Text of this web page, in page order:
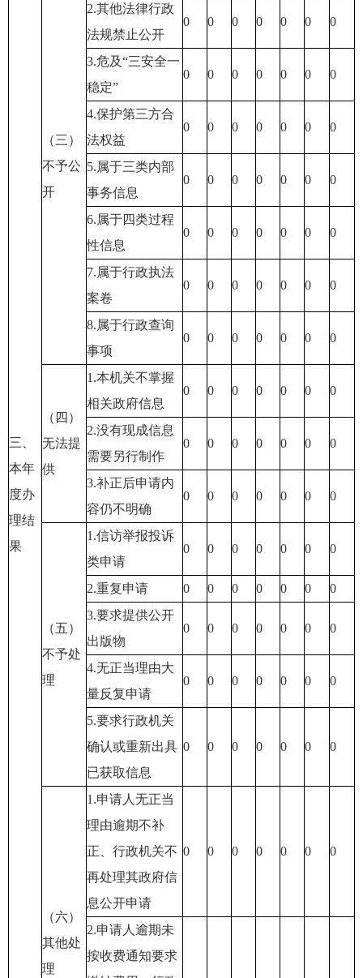
三、
本年
度办
理结
果
（三）
不予公
开
2.其他法律行政
法规禁止公开
0 0 0 0 0 0 0
3.危及“三安全一
稳定”
0 0 0 0 0 0 0
4.保护第三方合
法权益
0 0 0 0 0 0 0
5.属于三类内部
事务信息
0 0 0 0 0 0 0
6.属于四类过程
性信息
0 0 0 0 0 0 0
7.属于行政执法
案卷
0 0 0 0 0 0 0
8.属于行政查询
事项
0 0 0 0 0 0 0
（四）
无法提
供
1.本机关不掌握
相关政府信息
0 0 0 0 0 0 0
2.没有现成信息
需要另行制作
0 0 0 0 0 0 0
3.补正后申请内
容仍不明确
0 0 0 0 0 0 0
（五）
不予处
理
1.信访举报投诉
类申请
0 0 0 0 0 0 0
2.重复申请 0 0 0 0 0 0
0
3.要求提供公开
出版物
0 0 0 0 0 0 0
4.无正当理由大
量反复申请
0 0 0 0 0 0 0
5.要求行政机关
确认或重新出具
已获取信息
0 0 0 0 0 0 0
（六）
其他处
理
1.申请人无正当
理由逾期不补
正、行政机关不
再处理其政府信
息公开申请
0 0 0 0 0 0 0
2.申请人逾期未
按收费通知要求